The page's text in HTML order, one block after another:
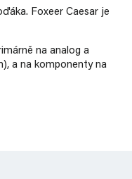
Foxeer Caesar je
na analog a
a na komponenty na